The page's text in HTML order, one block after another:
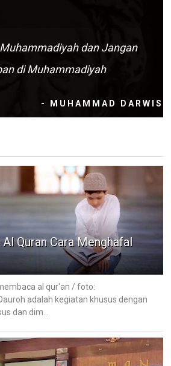
dan Jangan
di Muhammadiyah
- MUHAMMAD DARWIS
Quran Cara Menghafal
al qur'an / foto:
adalah kegiatan khusus dengan
dan dim...